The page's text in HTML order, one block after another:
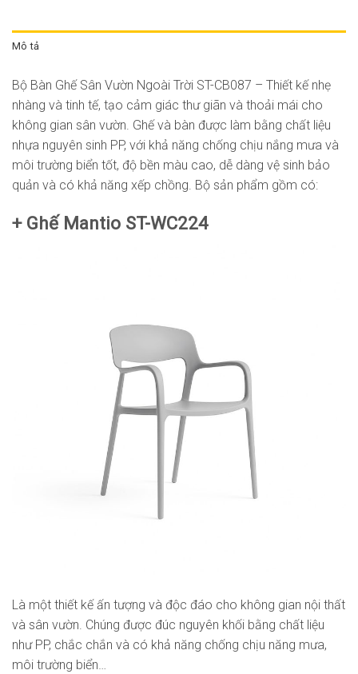
Mô tả
Bộ Bàn Ghế Sân Vườn Ngoài Trời ST-CB087 – Thiết kế nhẹ
nhàng và tinh tế, tạo cảm giác thư giãn và thoải mái cho
không gian sân vườn. Ghế và bàn được làm bằng chất liệu
nhựa nguyên sinh PP, với khả năng chống chịu nắng mưa và
môi trường biển tốt, độ bền màu cao, dễ dàng vệ sinh bảo
quản và có khả năng xếp chồng. Bộ sản phẩm gồm có:
+ Ghế Mantio ST-WC224
Là một thiết kế ấn tượng và độc đáo cho không gian nội thất
và sân vườn. Chúng được đúc nguyên khối bằng chất liệu
như PP, chắc chắn và có khả năng chống chịu năng mưa,
môi trường biển…